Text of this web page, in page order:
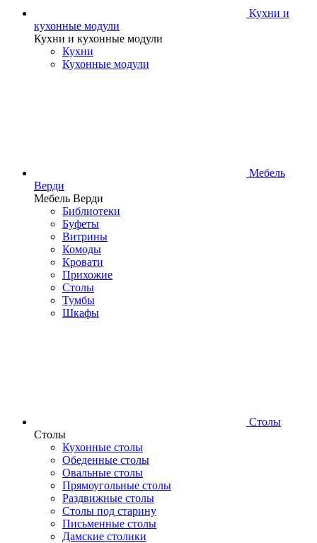
Кухни и
кухонные модули
Кухни и кухонные модули
Кухни
Кухонные модули
Мебель
Верди
Мебель Верди
Библиотеки
Буфеты
Витрины
Комоды
Кровати
Прихожие
Столы
Тумбы
Шкафы
Столы
Столы
Кухонные столы
Обеденные столы
Овальные столы
Прямоугольные столы
Раздвижные столы
Столы под старину
Письменные столы
Дамские столики